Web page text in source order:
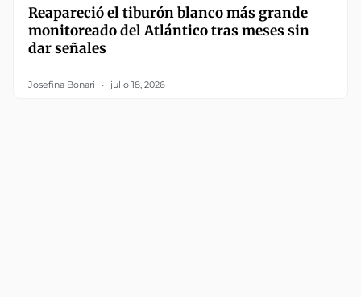
Reapareció el tiburón blanco más grande
monitoreado del Atlántico tras meses sin
dar señales
Josefina Bonari julio 18, 2026